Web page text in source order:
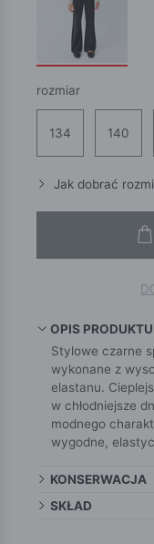
rozmiar
134 140
Jak dobrać
OPIS PRODUKTU
Stylowe czarne
wykonane z
elastanu.
w chłodniejsze
modnego
wygodne,
KONSERWACJA
SKŁAD